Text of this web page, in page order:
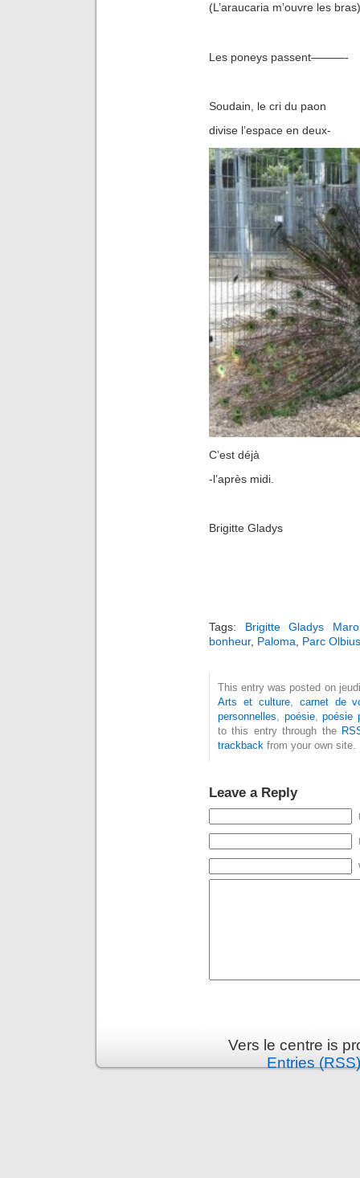
(L’araucaria m’ouvre les bras)
Les poneys passent———-
Soudain, le cri du paon
divise l’espace en deux-
C’est déjà
-l’après midi.
Brigitte Gladys
Tags: Brigitte Gladys
bonheur, Paloma Parc
This entry was posted on
Arts et culture, carnet de
personnelles
poésie,poésie
to this entry through the
trackback from your own site.
Leave a Reply
Vers le centre is
Entries (RSS)